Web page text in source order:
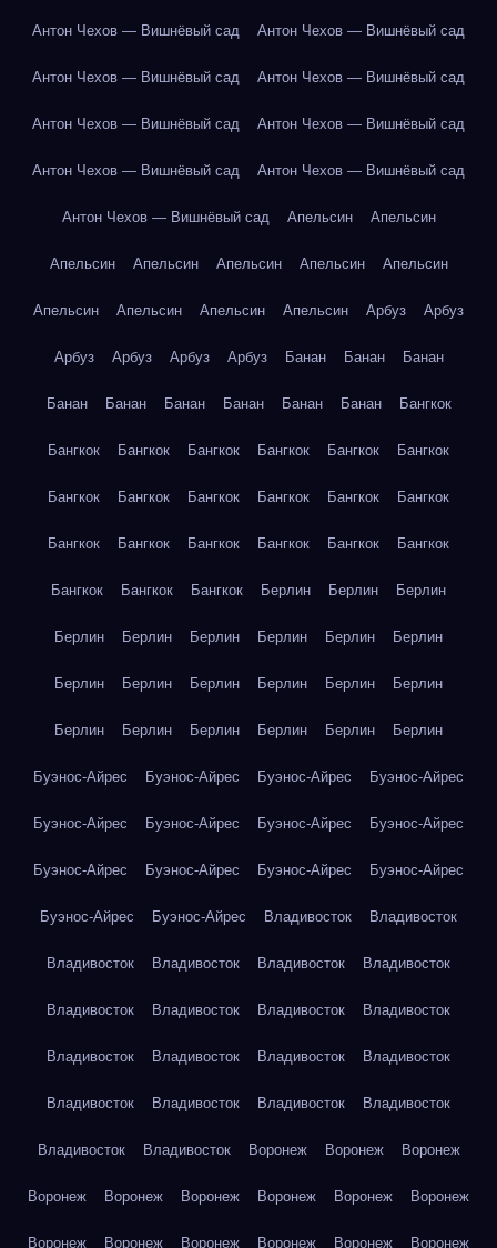
Антон Чехов — Вишнёвый сад Антон Чехов — Вишнёвый сад
Антон Чехов — Вишнёвый сад Антон Чехов — Вишнёвый сад
Антон Чехов — Вишнёвый сад Антон Чехов — Вишнёвый сад
Антон Чехов — Вишнёвый сад Антон Чехов — Вишнёвый сад
Антон Чехов — Вишнёвый сад Апельсин Апельсин
Апельсин Апельсин Апельсин Апельсин Апельсин
Апельсин Апельсин Апельсин Апельсин Арбуз Арбуз
Арбуз Арбуз Арбуз Арбуз Банан Банан Банан
Банан Банан Банан Банан Банан Банан Бангкок
Бангкок Бангкок Бангкок Бангкок Бангкок Бангкок
Бангкок Бангкок Бангкок Бангкок Бангкок Бангкок
Бангкок Бангкок Бангкок Бангкок Бангкок Бангкок
Бангкок Бангкок Бангкок Берлин Берлин Берлин
Берлин Берлин Берлин Берлин Берлин Берлин
Берлин Берлин Берлин Берлин Берлин Берлин
Берлин Берлин Берлин Берлин Берлин Берлин
Буэнос-Айрес Буэнос-Айрес Буэнос-Айрес Буэнос-Айрес
Буэнос-Айрес Буэнос-Айрес Буэнос-Айрес Буэнос-Айрес
Буэнос-Айрес Буэнос-Айрес Буэнос-Айрес Буэнос-Айрес
Буэнос-Айрес Буэнос-Айрес Владивосток Владивосток
Владивосток Владивосток Владивосток Владивосток
Владивосток Владивосток Владивосток Владивосток
Владивосток Владивосток Владивосток Владивосток
Владивосток Владивосток Владивосток Владивосток
Владивосток Владивосток Воронеж Воронеж Воронеж
Воронеж Воронеж Воронеж Воронеж Воронеж Воронеж
Воронеж Воронеж Воронеж Воронеж Воронеж Воронеж